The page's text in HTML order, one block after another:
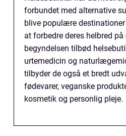
forbundet med alternative
blive populære
at forbedre deres helbred på
begyndelsen tilbød
urtemedicin og
tilbyder de også et bredt
fødevarer, veganske
kosmetik og personlig pleje.